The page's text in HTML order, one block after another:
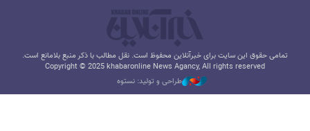
تمامی حقوق این سایت برای خبرآنلاین محفوظ است. نقل مطالب با ذکر منبع بلامانع است.
Copyright © 2025 khabaronline News Agancy, All rights reserved
طراحی و تولید: نستوه